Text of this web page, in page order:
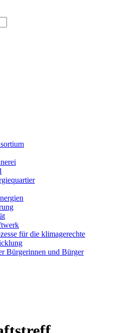
für die klimagerechte
Bürgerinnen und Bürger